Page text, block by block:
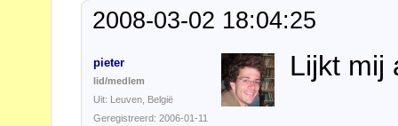
2008-03-02 18:04:25
pieter
lid/medlem
Uit: Leuven, België
Geregistreerd: 2006-01-11
Lijkt mij